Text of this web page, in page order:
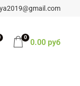
0 0.00 руб